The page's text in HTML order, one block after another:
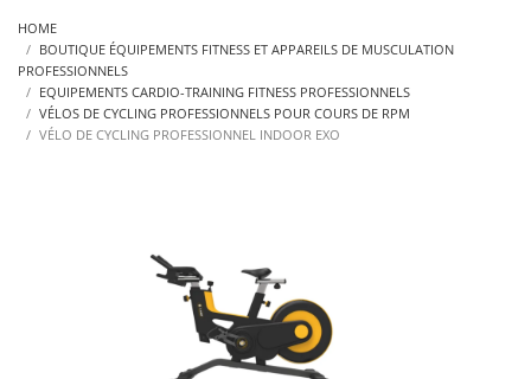
HOME
BOUTIQUE ÉQUIPEMENTS FITNESS ET APPAREILS DE MUSCULATION
PROFESSIONNELS
EQUIPEMENTS CARDIO-TRAINING FITNESS PROFESSIONNELS
VÉLOS DE CYCLING PROFESSIONNELS POUR COURS DE RPM
VÉLO DE CYCLING PROFESSIONNEL INDOOR EXO